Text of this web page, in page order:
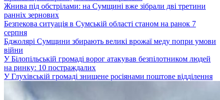
Жнива під обстрілами: на Сумщині вже зібрали дві третини
ранніх зернових
Безпекова ситуація в Сумській області станом на ранок 7
серпня
Бджолярі Сумщини збирають великі врожаї меду попри умови
війни
У Білопільській громаді ворог атакував безпілотником людей
на ринку: 10 постраждалих
У Глухівській громаді знищене росіянами поштове відділення